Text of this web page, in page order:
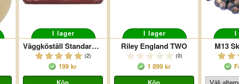
I lager
Väggköställ Standard Mahogany 8
(2)
199 kr
I lager
Riley England TWO
(0)
1 899 kr
I
M13